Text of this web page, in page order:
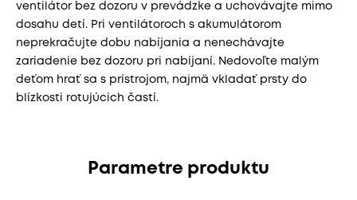
ventilátor bez dozoru v prevádzke a uchovávajte mimo
dosahu detí. Pri ventilátoroch s akumulátorom
neprekračujte dobu nabíjania a nenechávajte
zariadenie bez dozoru pri nabíjaní. Nedovoľte malým
deťom hrať sa s prístrojom, najmä vkladať prsty do
blízkosti rotujúcich častí.
Parametre produktu